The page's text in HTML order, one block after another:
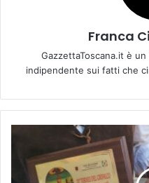
Franca
GazzettaToscana.it è
indipendente sui fatti che